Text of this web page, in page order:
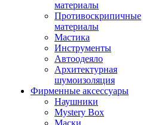
материалы
Противоскрипичные
материалы
Мастика
Инструменты
Автоодеяло
Архитектурная
шумоизоляция
Фирменные аксессуары
Наушники
Mystery Box
Маски